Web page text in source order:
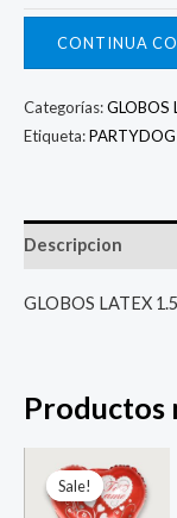
CONTINUA
Categorías:GLOBOS
Etiqueta:PARTYDOG
Descripcion
GLOBOS LATEX
Productos
Sale!
Sale!precio
original